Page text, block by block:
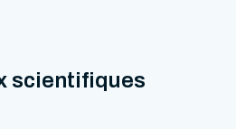
scientifiques